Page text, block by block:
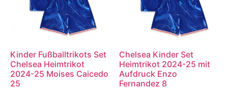
Kinder Fußballtrikots Set
Chelsea Heimtrikot
2024-25 Moises Caicedo
25
Chelsea Kinder Set
Heimtrikot 2024-25 mit
Aufdruck Enzo
Fernandez 8